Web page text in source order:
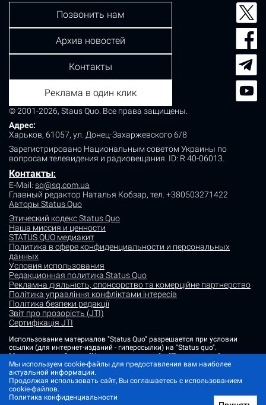
© 2001-2026, Staus Quo. Все права защищены.
Адрес:
Харьков, 61057, ул. Донец-Захаржевского 6/8
Зарегистрировано Национальным советом Украины по
вопросам телевидения и радиовещания. ID: R 40-06013.
Контакты:
E-Mail: sq@sq.com.ua
Главный редактор Наталья Кобзар, тел. +380503271422
Авторы Status Quo
Этический кодекс Status Quo
Наша миссия и ценности
STATUS QUO медиакит
Политика в сфере конфиденциальности и персональных
данных
Условия использования
Редакционная политика Status Quo
Рекламна діяльність, спонсорство та комерційне партнерство
Політика управління конфліктами інтересів
Політика безпеки редакції
Звіт про прозорість (JTI)
Сертифікація JTI
Позвонить нам
Архив новостей
Контакты
Реклама в один клик
Использование материалов "Status Quo" разрешается при условии
ссылки (для интернет-изданий - гиперссылки) на "Status quo".
Материалы в рубриках "Новости партнеров" и "Пресс-релизы"
размещаются на правах рекламы или в рамках некоммерческого
партнерства.
Изображения, содержащие метку "Status Quo" или не содержащие
информации об источнике фото, являются иллюстративными либо
сгенерированными ИИ
Мы используем cookie-файлы для предоставления вам наиболее
актуальной информации.
Продолжая использовать сайт, Вы соглашаетесь с использованием
cookie-файлов.
Политика конфиденциальности